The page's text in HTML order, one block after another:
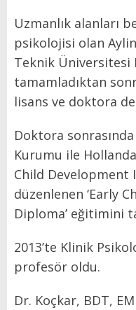
Uzmanlık alanları
psikolojisi olan
Teknik Üniversitesi
tamamladıktan
lisans ve doktora
Doktora
Kurumu ile
Child Development
düzenlenen ‘Early
Diploma’ eğitimini
2013’te Klinik
profesör oldu.
Dr. Koçkar, BDT,